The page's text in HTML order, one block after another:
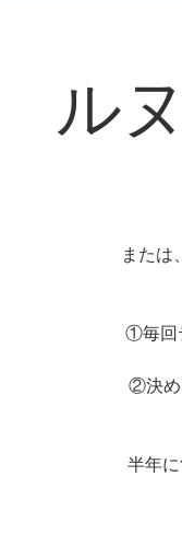
ル
または
①毎回
②決め
半年